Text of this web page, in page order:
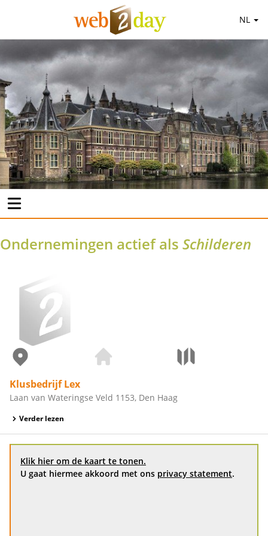
NL
Ondernemingen actief als Schilderen
Klusbedrijf Lex
Laan van Wateringse Veld 1153, Den Haag
Verder lezen
Klik hier om de kaart te tonen.
U gaat hiermee akkoord met ons privacy statement.